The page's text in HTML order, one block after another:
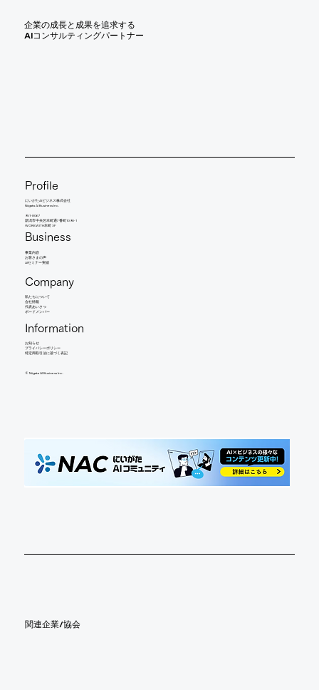
企業の成長と成果を追求する
AIコンサルティングパートナー
Profile
にいがたAIビジネス株式会社
Niigata AI Business Inc.
951-8067
新潟市中央区本町通7番町1098-1
WORKWITH本町 3F
Business
事業内容
​お客さまの声
AIセミナー実績
Company
​私たちについて
会社情報
​代表あいさつ
​ボードメンバー
Information
お知らせ​
​プライバシーポリシー
特定商取引法に基づく表記
©︎ Niigata AI Business Inc.
​関連企業/協会